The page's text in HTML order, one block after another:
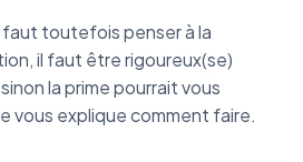
faut toutefois penser à la
il faut être rigoureux(se)
la prime pourrait vous
vous explique comment faire.